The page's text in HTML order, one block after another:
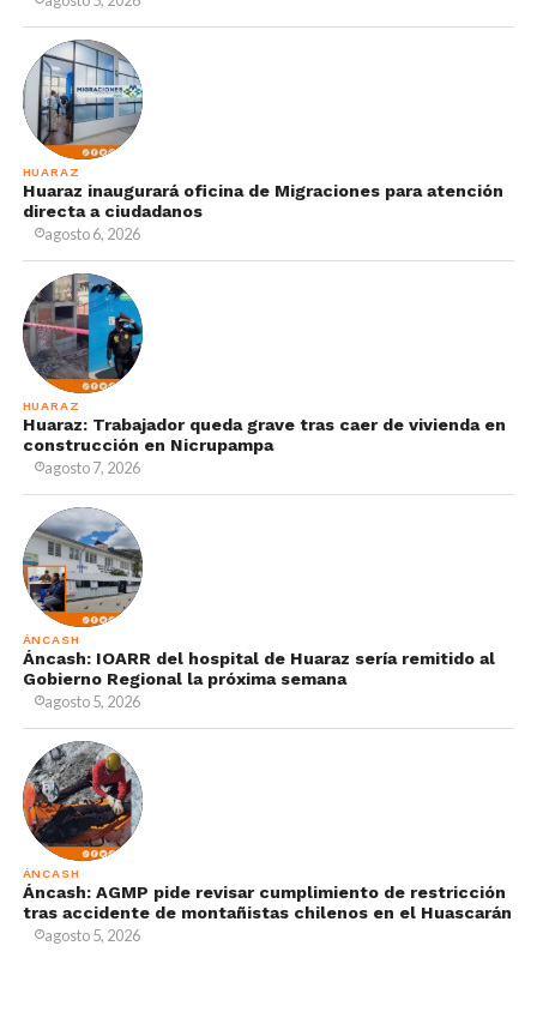
HUARAZ
Huaraz inaugurará oficina de Migraciones para atención
directa a ciudadanos
agosto 6, 2026
HUARAZ
Huaraz: Trabajador queda grave tras caer de vivienda en
construcción en Nicrupampa
agosto 7, 2026
ÁNCASH
Áncash: IOARR del hospital de Huaraz sería remitido al
Gobierno Regional la próxima semana
agosto 5, 2026
ÁNCASH
Áncash: AGMP pide revisar cumplimiento de restricción
tras accidente de montañistas chilenos en el Huascarán
agosto 5, 2026